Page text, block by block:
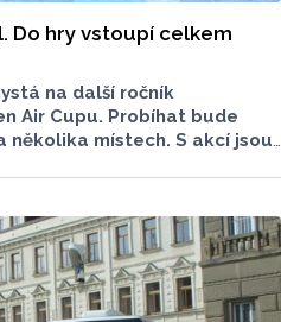
Do hry vstoupí celkem
na další ročník
Air Cupu. Probíhat bude
několika místech. S akcí jsou
Najdete mezi týmy svého